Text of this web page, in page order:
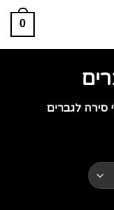
0
סירה לגברים